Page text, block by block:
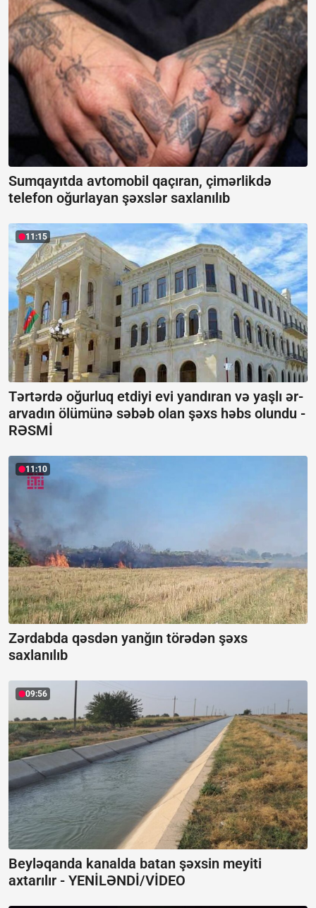
Sumqayıtda avtomobil qaçıran, çimərlikdə
telefon oğurlayan şəxslər saxlanılıb
11:15
Tərtərdə oğurluq etdiyi evi yandıran və yaşlı ər-
arvadın ölümünə səbəb olan şəxs həbs olundu -
RƏSMİ
11:10
Zərdabda qəsdən yanğın törədən şəxs
saxlanılıb
09:56
Beyləqanda kanalda batan şəxsin meyiti
axtarılır - YENİLƏNDİ/VİDEO